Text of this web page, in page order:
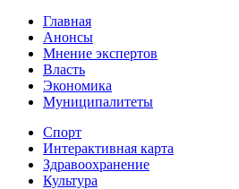
Главная
Анонсы
Мнение экспертов
Власть
Экономика
Муниципалитеты
Спорт
Интерактивная карта
Здравоохранение
Культура